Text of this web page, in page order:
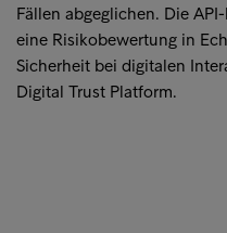
Fällen abgeglichen. Die
eine Risikobewertung in
Sicherheit bei digitalen
Digital Trust Platform.